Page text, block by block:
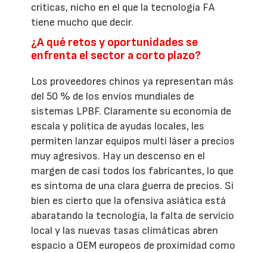
críticas, nicho en el que la tecnología FA
tiene mucho que decir.
¿A qué retos y oportunidades se
enfrenta el sector a corto plazo?
Los proveedores chinos ya representan más
del 50 % de los envíos mundiales de
sistemas LPBF. Claramente su economía de
escala y política de ayudas locales, les
permiten lanzar equipos multi láser a precios
muy agresivos. Hay un descenso en el
margen de casi todos los fabricantes, lo que
es síntoma de una clara guerra de precios. Si
bien es cierto que la ofensiva asiática está
abaratando la tecnología, la falta de servicio
local y las nuevas tasas climáticas abren
espacio a OEM europeos de proximidad como